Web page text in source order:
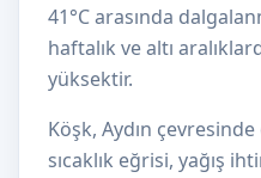
41°C arasında
haftalık ve altı
yüksektir.
Köşk, Aydın
sıcaklık eğrisi, yağış